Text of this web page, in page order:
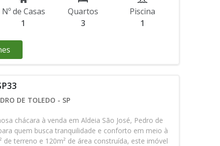
escritura Valor de venda R$ 380.000,00 ( estuda
pelos zap (13) 98123-98-97 ou (13) 98847-61-30
Nº de Casas
1
Quartos
3
Piscina
1
DE TOLEDO - SP
chácara à venda em Aldeia São José, Pedro de
quem busca tranquilidade e conforto em meio à
de terreno e 120m² de área construída, este imóvel